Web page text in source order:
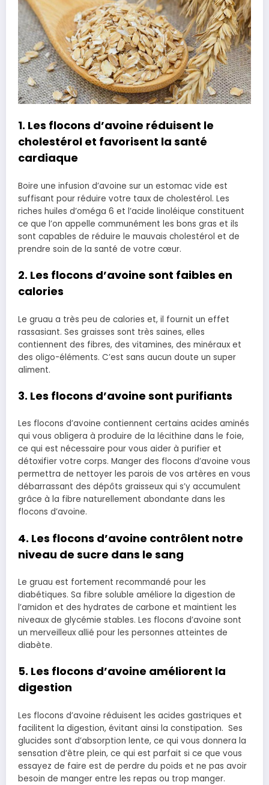
1. Les flocons d’avoine réduisent le
cholestérol et favorisent la santé
cardiaque
Boire une infusion d’avoine sur un estomac vide est
suffisant pour réduire votre taux de cholestérol. Les
riches huiles d’oméga 6 et l’acide linoléique constituent
ce que l’on appelle communément les bons gras et ils
sont capables de réduire le mauvais cholestérol et de
prendre soin de la santé de votre cœur.
2. Les flocons d’avoine sont faibles en
calories
Le gruau a très peu de calories et, il fournit un effet
rassasiant. Ses graisses sont très saines, elles
contiennent des fibres, des vitamines, des minéraux et
des oligo-éléments. C’est sans aucun doute un super
aliment.
3. Les flocons d’avoine sont purifiants
Les flocons d’avoine contiennent certains acides aminés
qui vous obligera à produire de la lécithine dans le foie,
ce qui est nécessaire pour vous aider à purifier et
détoxifier votre corps. Manger des flocons d’avoine vous
permettra de nettoyer les parois de vos artères en vous
débarrassant des dépôts graisseux qui s’y accumulent
grâce à la fibre naturellement abondante dans les
flocons d’avoine.
4. Les flocons d’avoine contrôlent notre
niveau de sucre dans le sang
Le gruau est fortement recommandé pour les
diabétiques. Sa fibre soluble améliore la digestion de
l’amidon et des hydrates de carbone et maintient les
niveaux de glycémie stables. Les flocons d’avoine sont
un merveilleux allié pour les personnes atteintes de
diabète.
5. Les flocons d’avoine améliorent la
digestion
Les flocons d’avoine réduisent les acides gastriques et
facilitent la digestion, évitant ainsi la constipation. Ses
glucides sont d’absorption lente, ce qui vous donnera la
sensation d’être plein, ce qui est parfait si ce que vous
essayez de faire est de perdre du poids et ne pas avoir
besoin de manger entre les repas ou trop manger.